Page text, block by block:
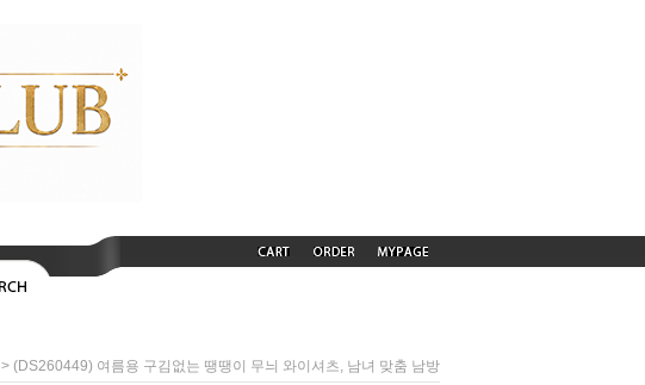
> (DS260449) 여름용 구김없는 땡땡이 무늬 와이셔츠, 남녀 맞춤 남방